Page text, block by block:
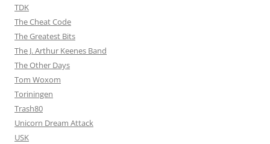
TDK
The Cheat Code
The Greatest Bits
The J. Arthur Keenes Band
The Other Days
Tom Woxom
Toriningen
Trash80
Unicorn Dream Attack
USK